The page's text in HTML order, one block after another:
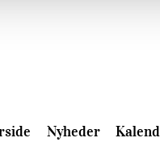
Nyheder